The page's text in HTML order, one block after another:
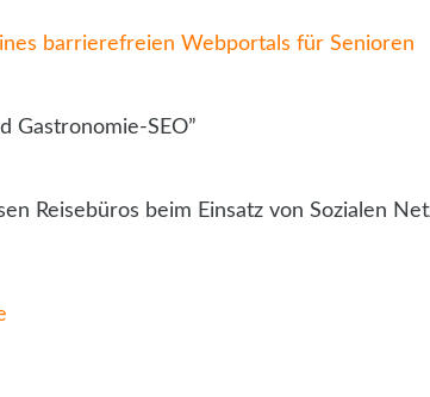
barrierefreien Webportals für Senioren
Gastronomie-SEO”
Reisebüros beim Einsatz von Sozialen